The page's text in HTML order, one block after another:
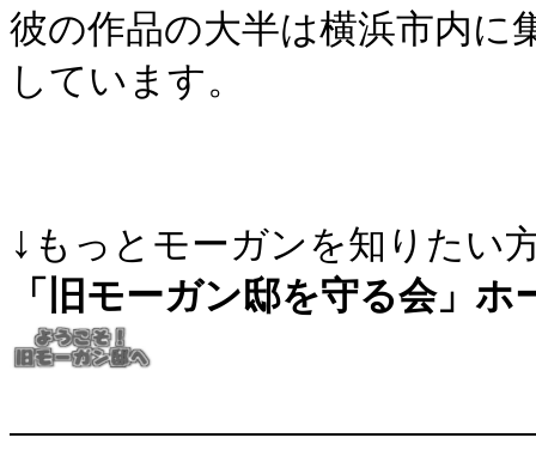
彼の作品の大半は横浜市内に
しています。
↓ もっとモーガンを知りたい
「旧モーガン邸を守る会」ホ